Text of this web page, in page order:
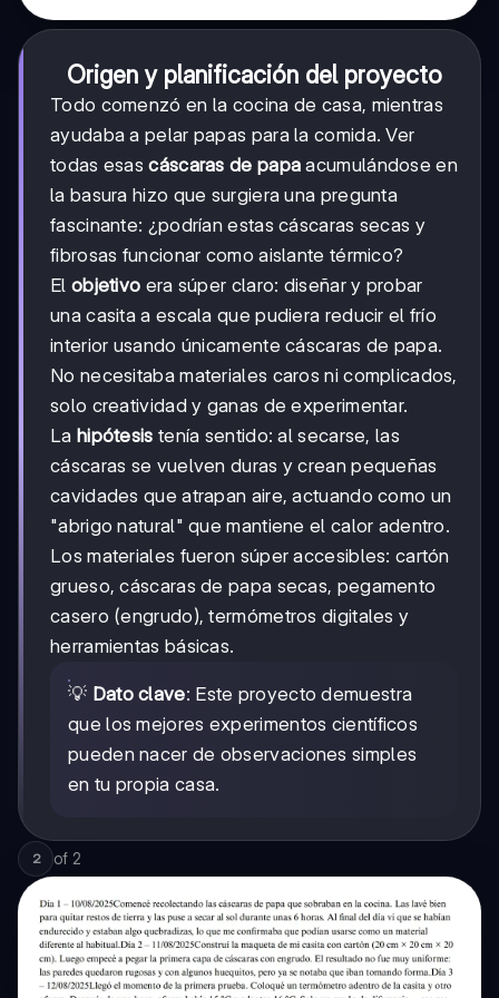
Origen y planificación del proyecto
Todo comenzó en la cocina de casa, mientras
ayudaba a pelar papas para la comida. Ver
todas esascáscaras de papa acumulándose en
la basura hizo que surgiera una pregunta
fascinante: ¿podrían estas cáscaras secas y
fibrosas funcionar como aislante térmico?
El objetivo era súper claro: diseñar y probar
una casita a escala que pudiera reducir el frío
interior usando únicamente cáscaras de papa.
No necesitaba materiales caros ni complicados,
solo creatividad y ganas de experimentar.
La hipótesis tenía sentido: al secarse, las
cáscaras se vuelven duras y crean pequeñas
cavidades que atrapan aire, actuando como un
"abrigo natural" que mantiene el calor adentro.
Los materiales fueron súper accesibles: cartón
grueso, cáscaras de papa secas, pegamento
casero (engrudo), termómetros digitales y
herramientas básicas.
💡 Dato clave: Este proyecto demuestra
que los mejores experimentos científicos
pueden nacer de observaciones simples
en tu propia casa.
2 of 2